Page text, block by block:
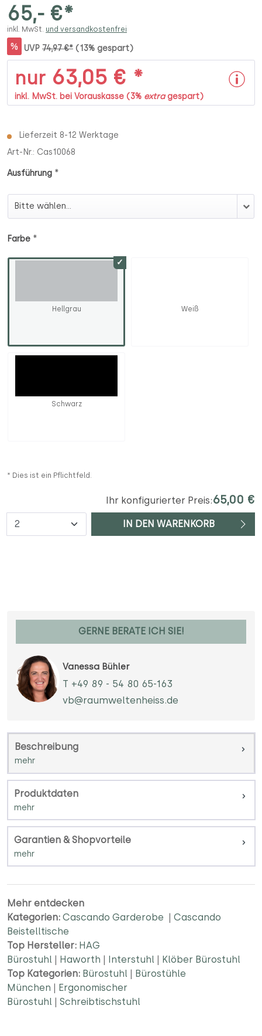
65,- €*
inkl. MwSt. und versandkostenfrei
% UVP 74,97 €* (13% gespart)
nur 63,05 € *
inkl. MwSt. bei Vorauskasse (3% extragespart)
Lieferzeit 8-12 Werktage
Art-Nr.: Cas10068
Ausführung *
Ausführung
Farbe *
Hellgrau Weiß
Schwarz
* Dies ist ein Pflichtfeld.
Ihr konfigurierter Preis:65,00 €
Anzahl IN DEN WARENKORB
GERNE BERATE ICH SIE!
Vanessa Bühler
T +49 89 - 54 80 65-163
vb@raumweltenheiss.de
Beschreibung
Produktdaten
Garantien & Shopvorteile
Mehr entdecken
Kategorien: Cascando Garderobe | Cascando
Beistelltische
Top Hersteller: HAG
Bürostuhl | Haworth | Interstuhl | Klöber Bürostuhl
Top Kategorien: Bürostuhl | Bürostühle
München | Ergonomischer
Bürostuhl | Schreibtischstuhl